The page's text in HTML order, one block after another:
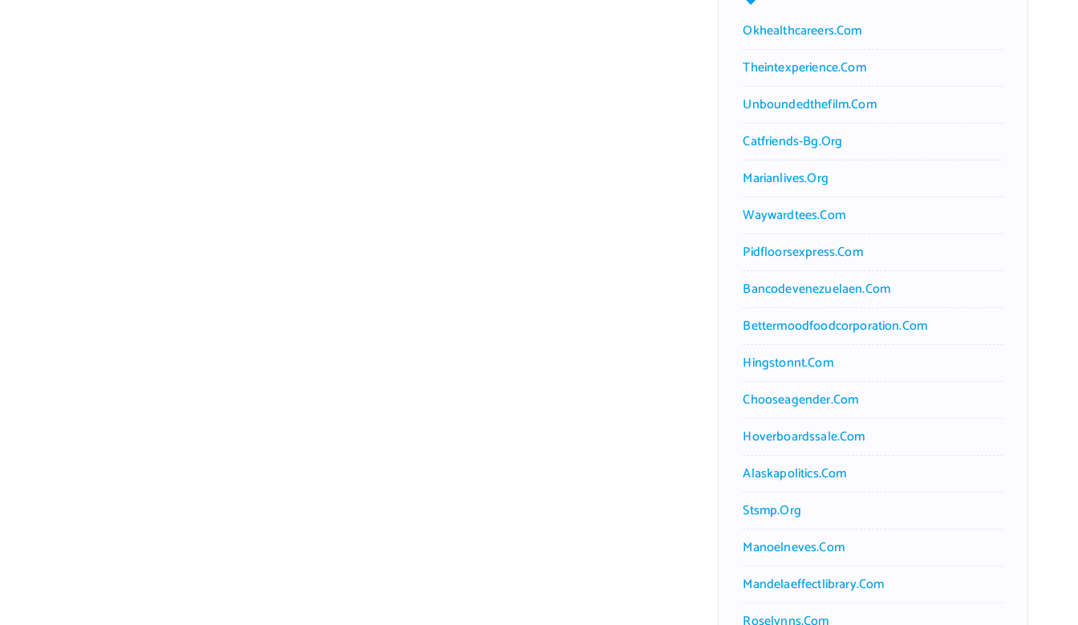
Okhealthcareers.com
Theintexperience.com
Unboundedthefilm.com
Catfriends-Bg.org
Marianlives.org
Waywardtees.com
Pidfloorsexpress.com
Bancodevenezuelaen.com
Bettermoodfoodcorporation.com
Hingstonnt.com
Chooseagender.com
Hoverboardssale.com
Alaskapolitics.com
Stsmp.org
Manoelneves.com
Mandelaeffectlibrary.com